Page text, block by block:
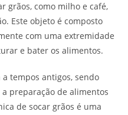
grãos, como milho e café,
Este objeto é composto
com uma extremidade
e bater os alimentos.
tempos antigos, sendo
preparação de alimentos
de socar grãos é uma